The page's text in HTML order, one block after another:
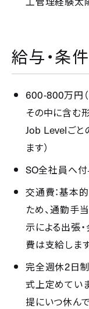
給与・条件
600-800万円
その中に含む
Job Levelごと
ます）
SO全社員へ付
交通費：基本
ため、通勤手
示による出張
費は支給します
完全週休2日
式上定めてい
提にいつ休ん